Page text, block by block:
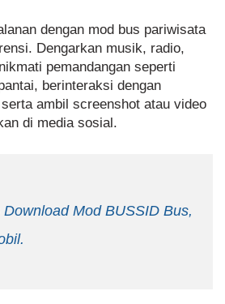
dengan mod bus pariwisata
Dengarkan musik, radio,
pemandangan seperti
berinteraksi dengan
ambil screenshot atau video
di media sosial.
Mod BUSSID Bus,